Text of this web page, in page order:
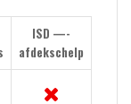
ISD —-
afdekschelp